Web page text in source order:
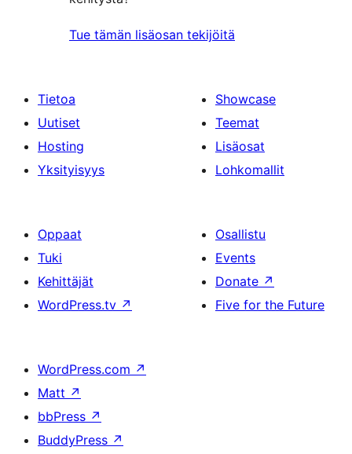
Tue tämän lisäosan tekijöitä
Tietoa
Uutiset
Hosting
Yksityisyys
Showcase
Teemat
Lisäosat
Lohkomallit
Oppaat
Tuki
Kehittäjät
WordPress.tv ↗
Osallistu
Events
Donate ↗
Five for the Future
WordPress.com ↗
Matt ↗
bbPress ↗
BuddyPress ↗